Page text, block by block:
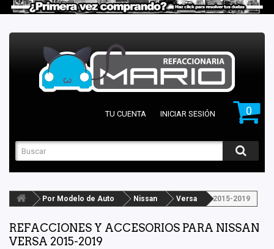
0
TU CUENTA INICIAR SESIÓN
Por Modelo de Auto Nissan Versa 2015-2019
REFACCIONES Y ACCESORIOS PARA NISSAN
VERSA 2015-2019